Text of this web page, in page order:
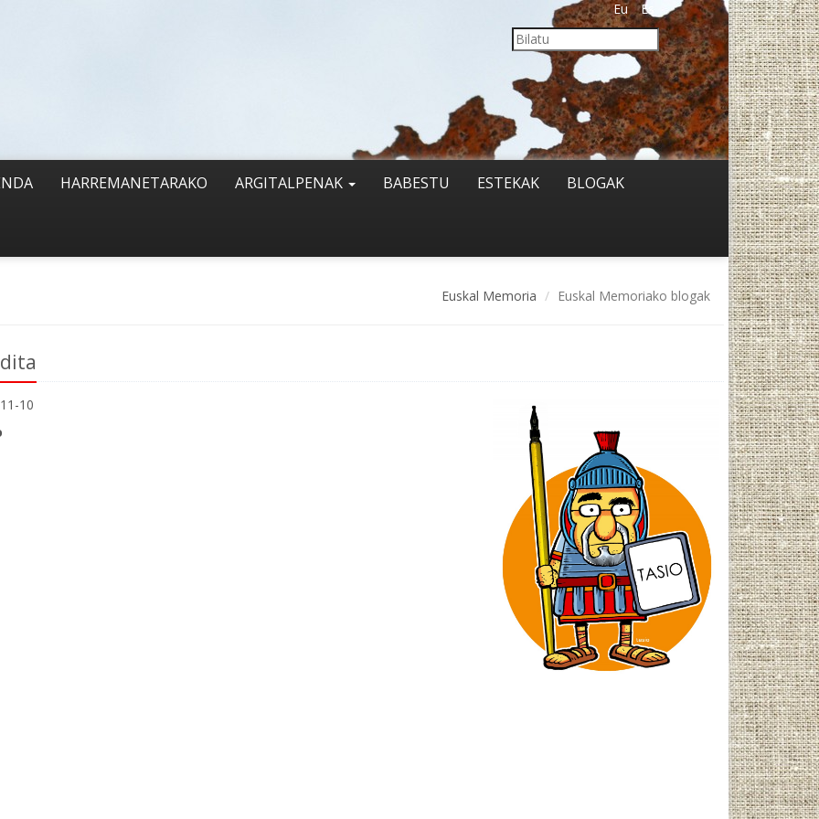
Eu Es
HARREMANETARAKO ARGITALPENAK BABESTU ESTEKAK BLOGAK
Euskal Memoria Euskal Memoriako blogak
10